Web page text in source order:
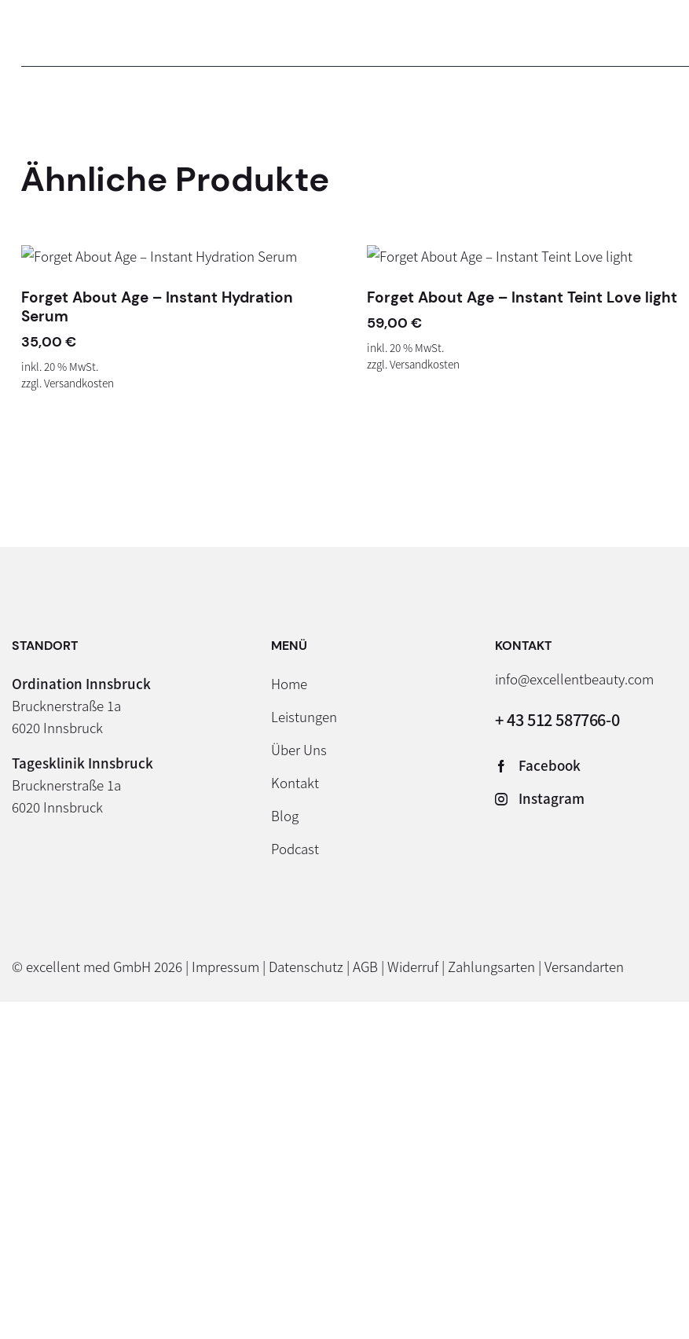
Ähnliche Produkte
Forget About Age – Instant Hydration
Serum
35,00 €
inkl. 20 % MwSt.
zzgl.Versandkosten
Forget About Age – Instant Teint Love light
59,00 €
inkl. 20 % MwSt.
zzgl.Versandkosten
STANDORT
Ordination Innsbruck
Brucknerstraße 1a
6020 Innsbruck
Tagesklinik Innsbruck
Brucknerstraße 1a
6020 Innsbruck
MENÜ
Home
Leistungen
Über Uns
Kontakt
Blog
Podcast
KONTAKT
info@excellentbeauty.com
+ 43 512 587766-0
Facebook
Instagram
© excellent med GmbH 2026 | Impressum | Datenschutz | AGB | Widerruf| Zahlungsarten | Versandarten